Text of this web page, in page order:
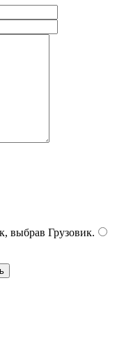
выбрав Грузовик.